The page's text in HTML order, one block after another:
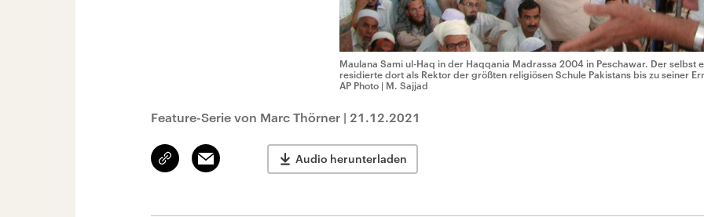
Maulana Sami ul-Haq in der Haqqania Madrassa 2004 in Peschawar. Der selbst
residierte dort als Rektor der größten religiösen Schule Pakistans bis zu seiner
AP Photo | M. Sajjad
Feature-Serie von Marc Thörner | 21.12.2021
Link
kopieren/teilen
Email Audio herunterladen